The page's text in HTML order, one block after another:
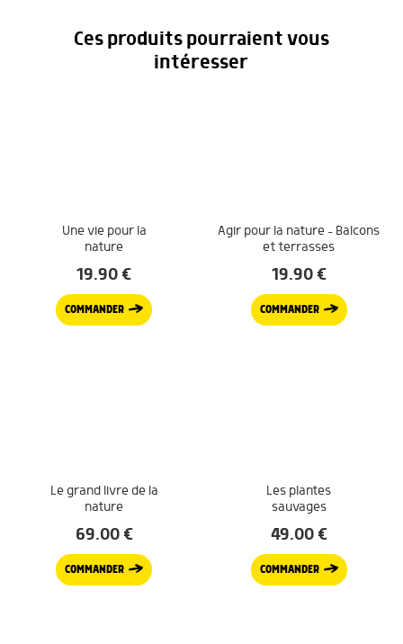
Ces produits pourraient vous
intéresser
Une vie pour la
nature
19.90€
COMMANDER
Agir pour la nature – Balcons
et terrasses
19.90€
COMMANDER
Le grand livre de la
nature
69.00€
COMMANDER
Les plantes
sauvages
49.00€
COMMANDER